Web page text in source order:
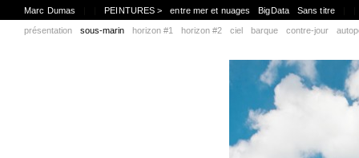
Marc Dumas PEINTURES > entre mer et nuages BigData Sans titre
présentation sous-marin horizon #1 horizon #2 ciel barque contre-jour